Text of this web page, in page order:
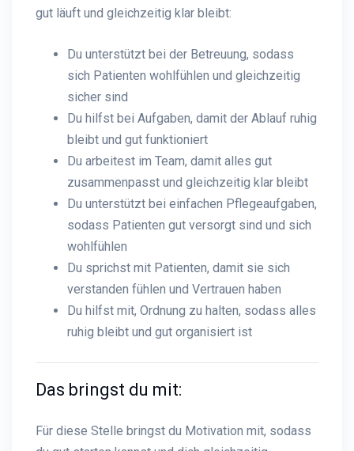
gut läuft und gleichzeitig klar bleibt:
Du unterstützt bei der Betreuung, sodass
sich Patienten wohlfühlen und gleichzeitig
sicher sind
Du hilfst bei Aufgaben, damit der Ablauf ruhig
bleibt und gut funktioniert
Du arbeitest im Team, damit alles gut
zusammenpasst und gleichzeitig klar bleibt
Du unterstützt bei einfachen Pflegeaufgaben,
sodass Patienten gut versorgt sind und sich
wohlfühlen
Du sprichst mit Patienten, damit sie sich
verstanden fühlen und Vertrauen haben
Du hilfst mit, Ordnung zu halten, sodass alles
ruhig bleibt und gut organisiert ist
Das bringst du mit:
Für diese Stelle bringst du Motivation mit, sodass